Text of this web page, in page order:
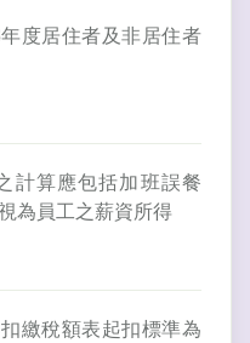
度居住者及非居住者
計算應包括加班誤餐
為員工之薪資所得
繳稅額表起扣標準為